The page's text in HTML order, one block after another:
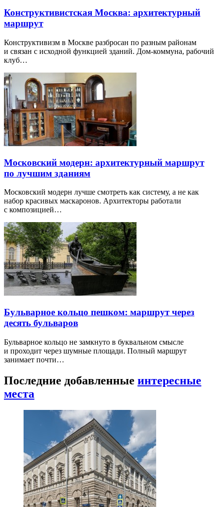
Конструктивистская Москва: архитектурный
маршрут
Конструктивизм в Москве разбросан по разным районам
и связан с исходной функцией зданий. Дом-коммуна, рабочий
клуб…
Московский модерн: архитектурный маршрут
по лучшим зданиям
Московский модерн лучше смотреть как систему, а не как
набор красивых маскаронов. Архитекторы работали
с композицией…
Бульварное кольцо пешком: маршрут через
десять бульваров
Бульварное кольцо не замкнуто в буквальном смысле
и проходит через шумные площади. Полный маршрут
занимает почти…
Последние добавленные интересные
места